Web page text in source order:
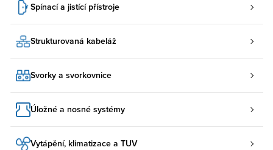
Spínací a jistící přístroje
Strukturovaná kabeláž
Svorky a svorkovnice
Úložné a nosné systémy
Vytápění, klimatizace a TUV